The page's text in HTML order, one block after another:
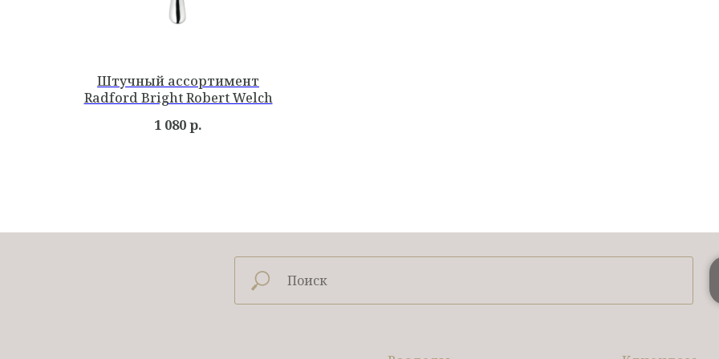
Штучный ассортимент
Radford Bright Robert Welch
1 080р.